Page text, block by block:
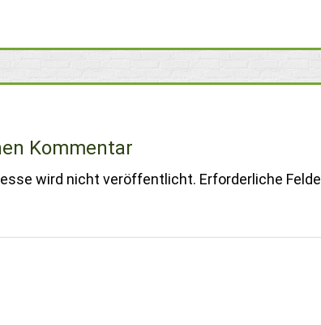
Kommentar
wird nicht veröffentlicht. Erforderliche